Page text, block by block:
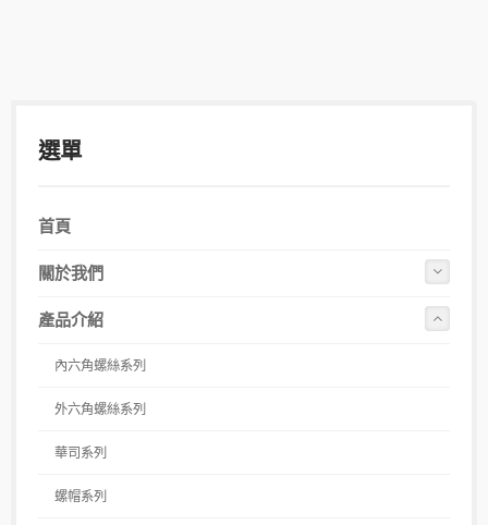
選單
首頁
關於我們
產品介紹
內六角螺絲系列
外六角螺絲系列
華司系列
螺帽系列